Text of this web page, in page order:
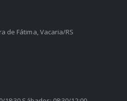
de Fátima, Vacaria/RS